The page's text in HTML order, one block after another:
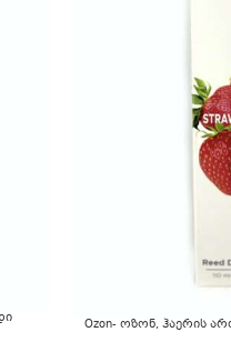
Ozon- ოზონ, ჰაერის